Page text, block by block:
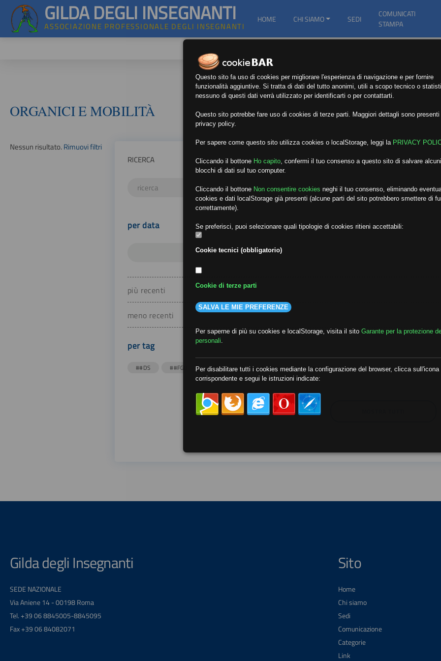
GILDA DEGLI INSEGNANTI
ASSOCIAZIONE PROFESSIONALE DEGLI INSEGNANTI
HOME CHI SIAMO SEDI
COMUNICATI
STAMPA
ORGANICI E MOBILITÀ
Nessun risultato.Rimuovi filtri
RICERCA
per data
più recenti
meno recenti
per tag
##DS ##FGU ##Gilda ##audoizioni ##autonomia
Gilda degli Insegnanti
SEDE NAZIONALE
Via Aniene 14 - 00198 Roma
Tel. +39 06 8845005-8845095
Fax +39 06 84082071
Sito
Home
Chi siamo
Sedi
Comunicazione
Categorie
Link
Questo sito fa uso di cookies per migliorare l'esperienza di navigazione e per fornire
funzionalità aggiuntive. Si tratta di dati del tutto anonimi, utili a scopo tecnico o
nessuno di questi dati verrà utilizzato per identificarti o per contattarti.
Questo sito potrebbe fare uso di cookies di terze parti. Maggiori dettagli sono
privacy policy.
Per sapere come questo sito utilizza cookies o localStorage, leggi la PRIVACY
Cliccando il bottone Ho capito confermi il tuo consenso a questo sito di salvare
blocchi di dati sul tuo computer.
Cliccando il bottone Non consentire cookies neghi il tuo consenso, eliminando
cookies e dati localStorage già presenti (alcune parti del sito potrebbero smettere di
correttamente).
Se preferisci, puoi selezionare quali tipologie di cookies ritieni accettabili:
Cookie tecnici (obbligatorio)
Cookie di terze parti
SALVA LE MIE PREFERENZE
Per saperne di più su cookies e localStorage, visita il sito Garante per la protezione
personali
Per disabilitare tutti i cookies mediante la configurazione del browser, clicca sull'icona
corrispondente e segui le istruzioni indicate: